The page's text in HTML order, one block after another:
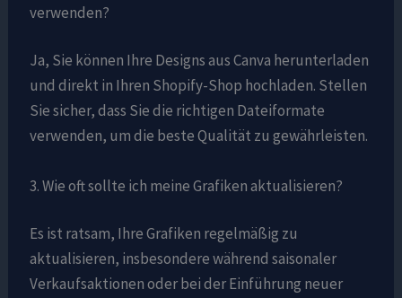
verwenden?
Ja, Sie können Ihre Designs aus Canva herunterladen
und direkt in Ihren Shopify-Shop hochladen. Stellen
Sie sicher, dass Sie die richtigen Dateiformate
verwenden, um die beste Qualität zu gewährleisten.
3. Wie oft sollte ich meine Grafiken aktualisieren?
Es ist ratsam, Ihre Grafiken regelmäßig zu
aktualisieren, insbesondere während saisonaler
Verkaufsaktionen oder bei der Einführung neuer